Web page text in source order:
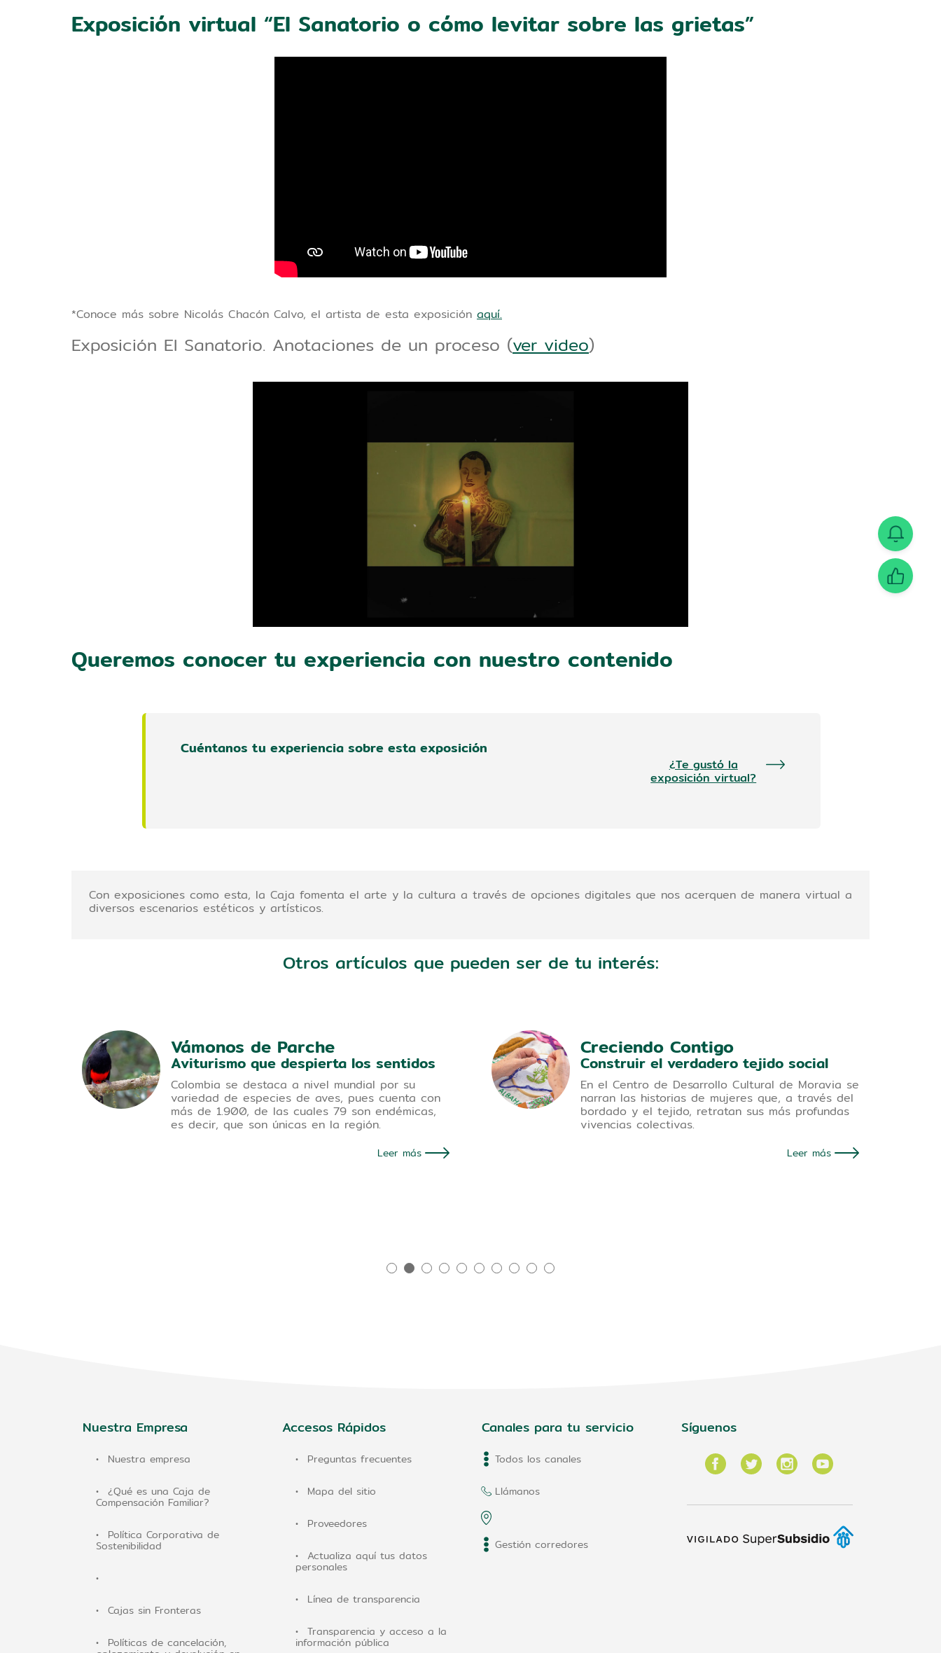
Exposición virtual “El Sanatorio o cómo levitar sobre las grietas”
*Conoce más sobre Nicolás Chacón Calvo, el artista de esta exposición aquí.
Exposición El Sanatorio. Anotaciones de un proceso (ver video)
Queremos conocer tu experiencia con nuestro contenido
Cuéntanos tu experiencia sobre esta exposición
¿Te gustó la
exposición virtual?
Con exposiciones como esta, la Caja fomenta el arte y la cultura a través de opciones digitales que nos acerquen de manera virtual a
diversos escenarios estéticos y artísticos.
Otros artículos que pueden ser de tu interés:
Vámonos de Parche
Aviturismo que despierta los sentidos
Colombia se destaca a nivel mundial por su
variedad de especies de aves, pues cuenta con
más de 1.900, de las cuales 79 son endémicas,
es decir, que son únicas en la región.
Leer más
Creciendo Contigo
Construir el verdadero tejido social
En el Centro de Desarrollo Cultural de Moravia se
narran las historias de mujeres que, a través del
bordado y el tejido, retratan sus más profundas
vivencias colectivas.
Leer más
Nuestra Empresa
Nuestra empresa
¿Qué es una Caja de
Compensación Familiar?
Política Corporativa de
Sostenibilidad
Cajas sin Fronteras
Políticas de cancelación,
Accesos Rápidos
Preguntas frecuentes
Mapa del sitio
Proveedores
Actualiza aquí tus datos
personales
Línea de transparencia
Transparencia y acceso a la
información pública
Canales para tu servicio
Todos los canales
Llámanos
Gestión corredores
Síguenos